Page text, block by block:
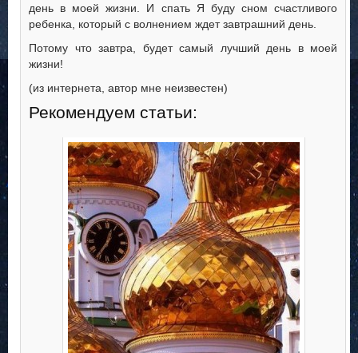
день в моей жизни. И спать Я буду сном счастливого
ребенка, который с волнением ждет завтрашний день.
Потому что завтра, будет самый лучший день в моей
жизни!
(из интернета, автор мне неизвестен)
Рекомендуем статьи: